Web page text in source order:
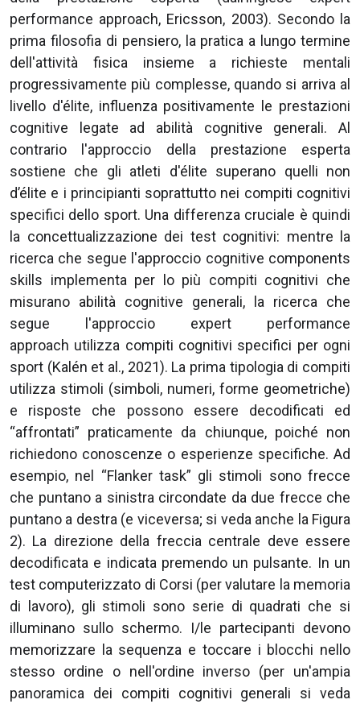
performance approach, Ericsson, 2003). Secondo la
prima filosofia di pensiero, la pratica a lungo termine
dell'attività fisica insieme a richieste mentali
progressivamente più complesse, quando si arriva al
livello d'élite, influenza positivamente le prestazioni
cognitive legate ad abilità cognitive generali. Al
contrario l'approccio della prestazione esperta
sostiene che gli atleti d'élite superano quelli non
d’élite e i principianti soprattutto nei compiti cognitivi
specifici dello sport. Una differenza cruciale è quindi
la concettualizzazione dei test cognitivi: mentre la
ricerca che segue l'approccio cognitive components
skills implementa per lo più compiti cognitivi che
misurano abilità cognitive generali, la ricerca che
segue l'approccio expert performance
approach utilizza compiti cognitivi specifici per ogni
sport (Kalén et al., 2021). La prima tipologia di compiti
utilizza stimoli (simboli, numeri, forme geometriche)
e risposte che possono essere decodificati ed
“affrontati” praticamente da chiunque, poiché non
richiedono conoscenze o esperienze specifiche. Ad
esempio, nel “Flanker task” gli stimoli sono frecce
che puntano a sinistra circondate da due frecce che
puntano a destra (e viceversa; si veda anche la Figura
2). La direzione della freccia centrale deve essere
decodificata e indicata premendo un pulsante. In un
test computerizzato di Corsi (per valutare la memoria
di lavoro), gli stimoli sono serie di quadrati che si
illuminano sullo schermo. I/le partecipanti devono
memorizzare la sequenza e toccare i blocchi nello
stesso ordine o nell'ordine inverso (per un'ampia
panoramica dei compiti cognitivi generali si veda